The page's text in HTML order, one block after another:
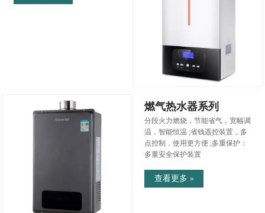
燃气热水器系列
分段火力燃烧，节能省气，宽幅调
温，智能恒温 ;省钱遥控装置，多
点控制，使用更方便 ;多重保护：
多重安全保护装置
查看更多 »